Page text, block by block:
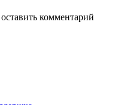
комментарий